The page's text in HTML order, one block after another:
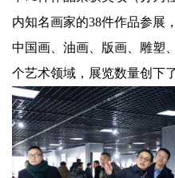
内知名画家的38件作品参展
中国画、油画、版画、雕塑
个艺术领域，展览数量创下